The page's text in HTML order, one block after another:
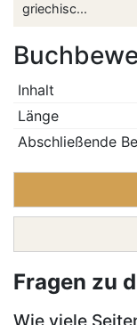
griechisc...
Inhalt
Länge
Abschließende
Fragen zu